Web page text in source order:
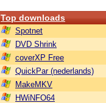
Top downloads
Spotnet
DVD Shrink
coverXP Free
QuickPar (nederlands)
MakeMKV
HWiNFO64